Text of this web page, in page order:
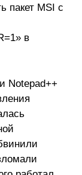
пакет MSI с
в
Notepad++